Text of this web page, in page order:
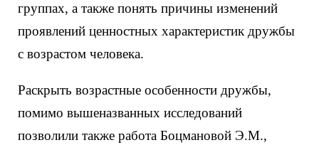
группах, а также понять причины изменений
проявлений ценностных характеристик дружбы
с возрастом человека.
Раскрыть возрастные особенности дружбы,
помимо вышеназванных исследований
позволили также работа Боцмановой Э.М.,